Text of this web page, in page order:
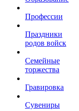
Профессии
Праздники
родов войск
Семейные
торжества
Гравировка
Сувениры